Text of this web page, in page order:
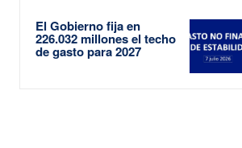
El Gobierno fija en
226.032 millones el techo
de gasto para 2027